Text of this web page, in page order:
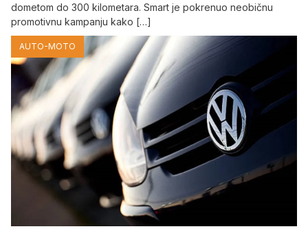
dometom do 300 kilometara. Smart je pokrenuo neobičnu
promotivnu kampanju kako […]
AUTO-MOTO